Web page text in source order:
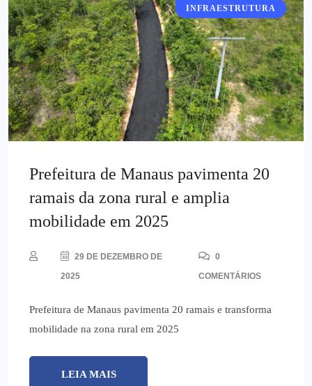
INFRAESTRUTURA
Prefeitura de Manaus pavimenta 20
ramais da zona rural e amplia
mobilidade em 2025
29 DE DEZEMBRO DE
2025
0
COMENTÁRIOS
Prefeitura de Manaus pavimenta 20 ramais e transforma
mobilidade na zona rural em 2025
LEIA MAIS